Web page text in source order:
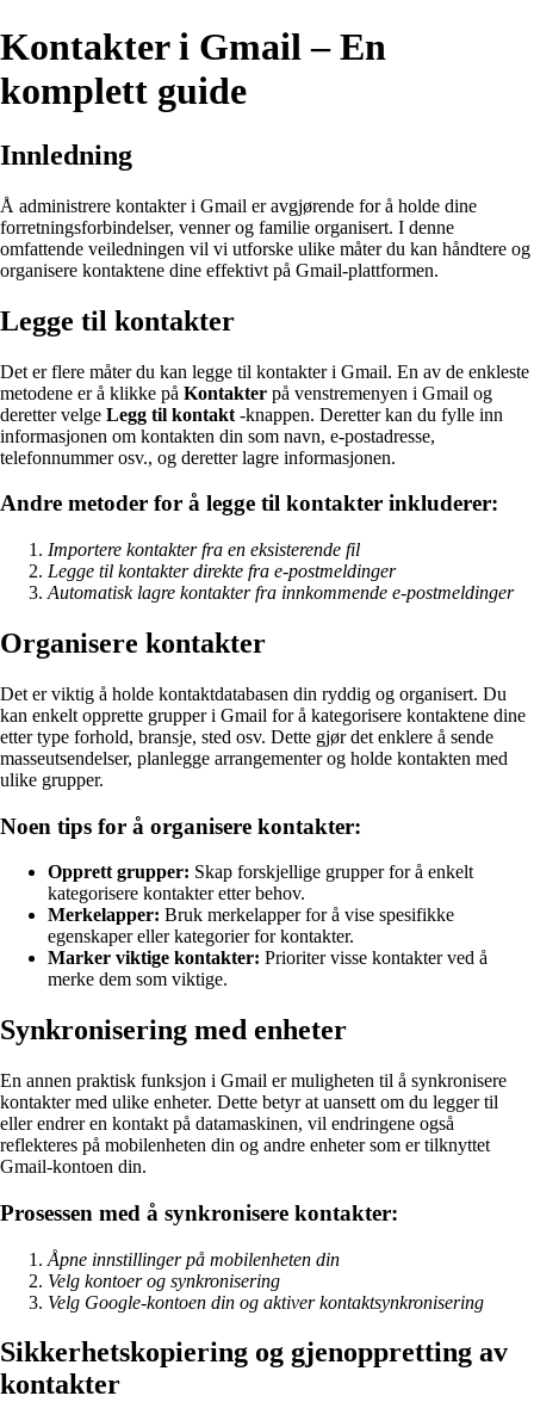
Kontakter i Gmail – En
komplett guide
Innledning
Å administrere kontakter i Gmail er avgjørende for å holde dine
forretningsforbindelser, venner og familie organisert. I denne
omfattende veiledningen vil vi utforske ulike måter du kan håndtere og
organisere kontaktene dine effektivt på Gmail-plattformen.
Legge til kontakter
Det er flere måter du kan legge til kontakter i Gmail. En av de enkleste
metodene er å klikke på Kontakter på venstremenyen i Gmail og
deretter velge Legg til kontakt -knappen. Deretter kan du fylle inn
informasjonen om kontakten din som navn, e-postadresse,
telefonnummer osv., og deretter lagre informasjonen.
Andre metoder for å legge til kontakter inkluderer:
Importere kontakter fra en eksisterende fil
Legge til kontakter direkte fra e-postmeldinger
Automatisk lagre kontakter fra innkommende e-postmeldinger
Organisere kontakter
Det er viktig å holde kontaktdatabasen din ryddig og organisert. Du
kan enkelt opprette grupper i Gmail for å kategorisere kontaktene dine
etter type forhold, bransje, sted osv. Dette gjør det enklere å sende
masseutsendelser, planlegge arrangementer og holde kontakten med
ulike grupper.
Noen tips for å organisere kontakter:
Opprett grupper: Skap forskjellige grupper for å enkelt
kategorisere kontakter etter behov.
Merkelapper: Bruk merkelapper for å vise spesifikke
egenskaper eller kategorier for kontakter.
Marker viktige kontakter: Prioriter visse kontakter ved å
merke dem som viktige.
Synkronisering med enheter
En annen praktisk funksjon i Gmail er muligheten til å synkronisere
kontakter med ulike enheter. Dette betyr at uansett om du legger til
eller endrer en kontakt på datamaskinen, vil endringene også
reflekteres på mobilenheten din og andre enheter som er tilknyttet
Gmail-kontoen din.
Prosessen med å synkronisere kontakter:
Åpne innstillinger på mobilenheten din
Velg kontoer og synkronisering
Velg Google-kontoen din og aktiver kontaktsynkronisering
Sikkerhetskopiering og gjenoppretting av
kontakter